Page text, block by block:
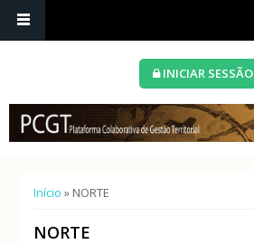
INICIAR SESSÃO
Está aqui
Início » NORTE
NORTE